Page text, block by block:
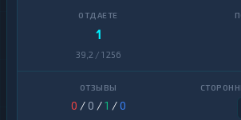
1
39,2 / 1 256
0 / 0 /1 /0